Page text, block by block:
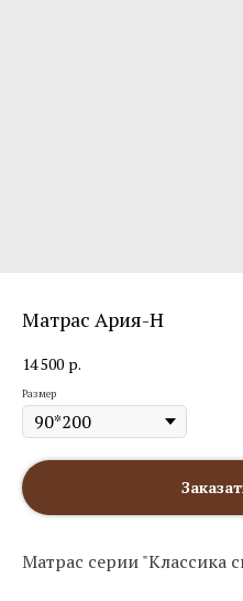
Матрас Ария-Н
14 500 р.
Размер
Матрас серии "Классика